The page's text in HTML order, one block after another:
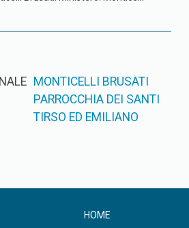
MONTICELLI BRUSATI
PARROCCHIA DEI SANTI
TIRSO ED EMILIANO
HOME